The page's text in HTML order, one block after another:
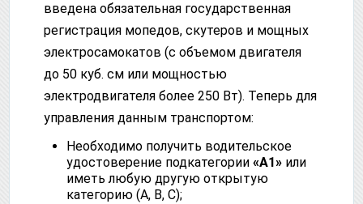
введена обязательная государственная
регистрация мопедов, скутеров и мощных
электросамокатов (с объемом двигателя
до 50 куб. см или мощностью
электродвигателя более 250 Вт). Теперь для
управления данным транспортом:
Необходимо получить водительское
удостоверение подкатегории «А1» или
иметь любую другую открытую
категорию (А, В, С);